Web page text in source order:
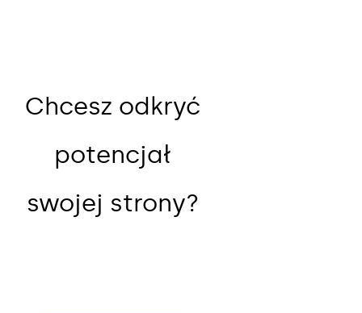
Chcesz odkryć
potencjał
swojej strony?